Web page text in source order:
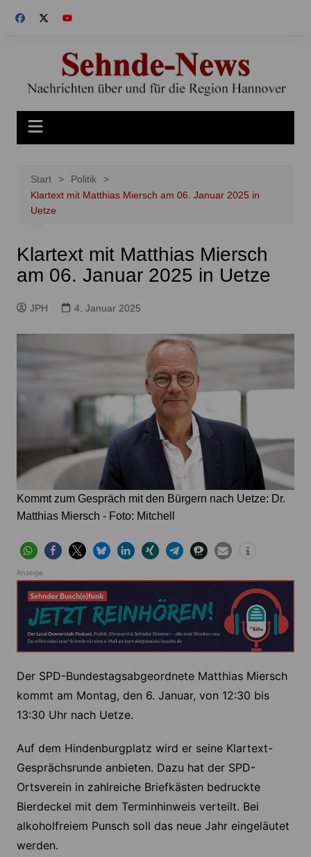
Inhalt
Start
Politik
Klartext mit Matthias Miersch am 06. Januar 2025 in
Uetze
Klartext mit Matthias Miersch
am 06. Januar 2025 in Uetze
JPH 4. Januar 2025
Kommt zum Gespräch mit den Bürgern nach Uetze: Dr.
Matthias Miersch - Foto: Mitchell
Anzeige
Der SPD-Bundestagsabgeordnete Matthias Miersch
kommt am Montag, den 6. Januar, von 12:30 bis
13:30 Uhr nach Uetze.
Auf dem Hindenburgplatz wird er seine Klartext-
Gesprächsrunde anbieten. Dazu hat der SPD-
Ortsverein in zahlreiche Briefkästen bedruckte
Bierdeckel mit dem Terminhinweis verteilt. Bei
alkoholfreiem Punsch soll das neue Jahr eingeläutet
werden.